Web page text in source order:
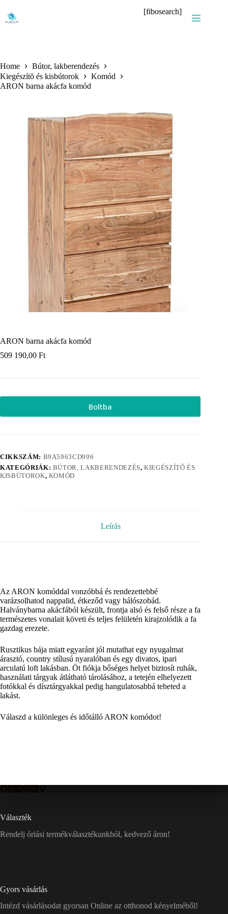
content
[fibosearch]
Home
Bútor, lakberendezés
Kiegészítõ és kisbútorok
Komód
ARON barna akácfa komód
ARON barna akácfa komód
509 190,00 Ft
Boltba
CIKKSZÁM: B9A5963CD996
KATEGÓRIÁK: BÚTOR, LAKBERENDEZÉS,KIEGÉSZÍTÕ ÉS
KISBÚTOROK, KOMÓD
Leírás
Az ARON komóddal vonzóbbá és rendezettebbé
varázsolhatod nappalid, étkeződ vagy hálószobád.
Halványbarna akácfából készült, frontja alsó és felső része a fa
természetes vonalait követi és teljes felületén kirajzolódik a fa
gazdag erezete.
Rusztikus bája miatt egyaránt jól mutathat egy nyugalmat
árasztó, country stílusú nyaralóban és egy divatos, ipari
arculatú loft lakásban. Öt fiókja bőséges helyet biztosít ruhák,
használati tárgyak átlátható tárolásához, a tetején elhelyezett
fotókkal és dísztárgyakkal pedig hangulatosabbá teheted a
lakást.
Válaszd a különleges és időtálló ARON komódot!
Választék
Rendelj óriási termékválasztékunkból, kedvező áron!
Gyors vásárlás
Intézd vásárlásodat gyorsan Online az otthonod kényelméből!